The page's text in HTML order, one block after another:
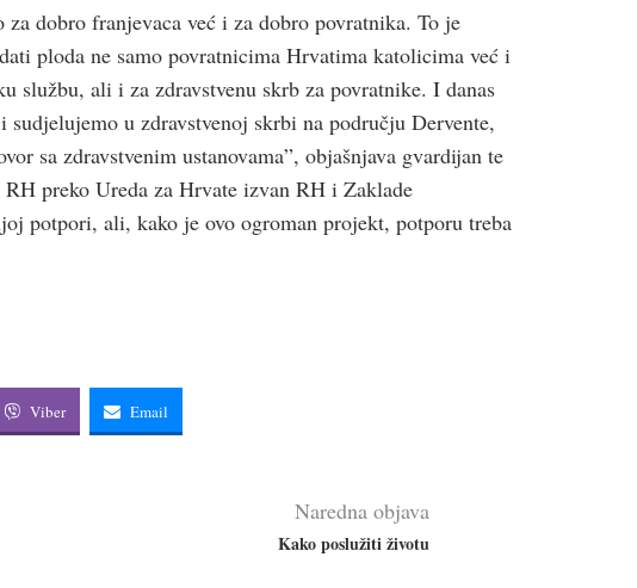
dobro franjevaca već i za dobro povratnika. To je
ploda ne samo povratnicima Hrvatima katolicima već i
službu, ali i za zdravstvenu skrb za povratnike. I danas
u zdravstvenoj skrbi na području Dervente,
sa zdravstvenim ustanovama”, objašnjava gvardijan te
preko Ureda za Hrvate izvan RH i Zaklade
potpori, ali, kako je ovo ogroman projekt, potporu treba
Viber Email
Naredna objava
Kako poslužiti životu